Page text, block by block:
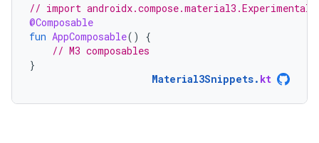
// import
@Composable
fun AppComposable()
{
// M3 composables
}
Material3Snippets. kt